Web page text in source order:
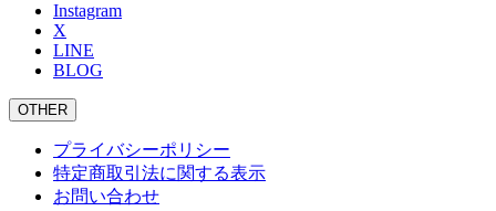
Instagram
X
LINE
BLOG
OTHER
プライバシーポリシー
特定商取引法に関する表示
お問い合わせ